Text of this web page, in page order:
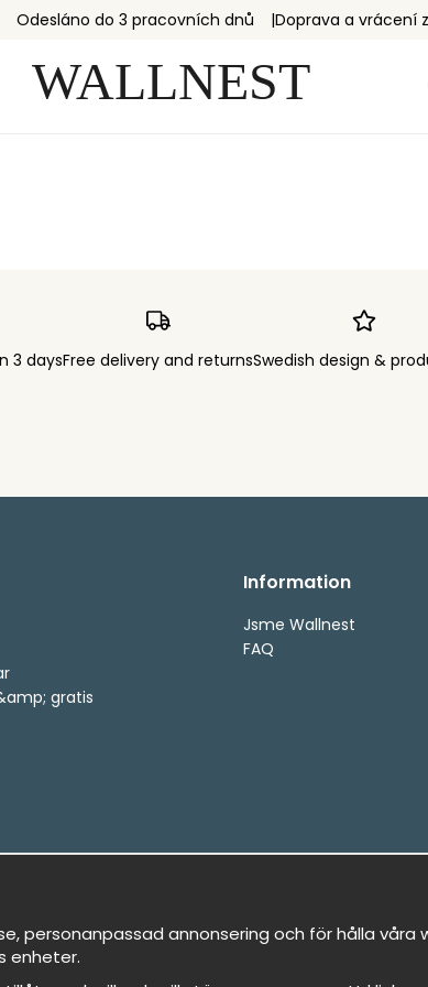
Odesláno do 3 pracovních dnů Doprava a vrácení
3 daysFree delivery and returnsSwedish design &
gratis
Information
Jsme Wallnest
FAQ
personanpassad annonsering och för hålla
enheter.